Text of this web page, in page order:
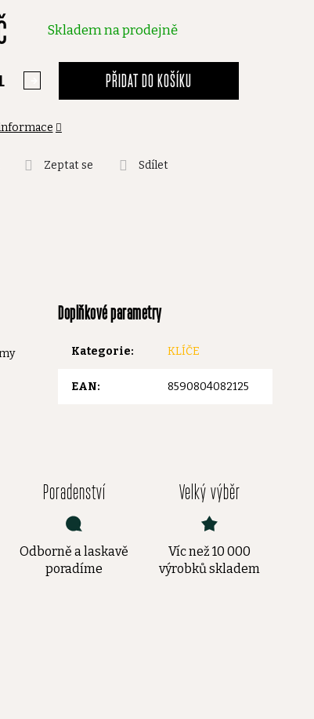
Skladem na prodejně
PŘIDAT DO KOŠÍKU
Zeptat se Sdílet
Doplňkové parametry
Kategorie: KLÍČE
EAN: 8590804082125
Poradenství
Odborně a laskavě
poradíme
Velký výběr
Víc než 10 000
výrobků skladem